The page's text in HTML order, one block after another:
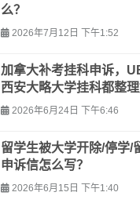
么？
2026年7月12日 下午1:52
加拿大补考挂科申诉，
西安大略大学挂科都整
2026年6月24日 下午6:46
留学生被大学开除/停学/
申诉信怎么写？
2026年6月15日 下午1:40